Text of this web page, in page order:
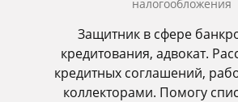
налогообложения
Защитник в сфере
кредитования, адвокат.
кредитных соглашений,
коллекторами. Помогу